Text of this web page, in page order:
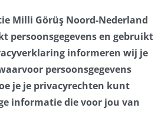
Milli Görüş Noord-Nederland
persoonsgegevens en gebruikt
informeren wij je
persoonsgegevens
je je privacyrechten kunt
informatie die voor jou van